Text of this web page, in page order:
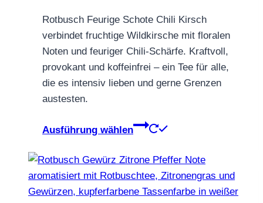
bis
€46,90
Rotbusch Feurige Schote Chili Kirsch
verbindet fruchtige Wildkirsche mit floralen
Noten und feuriger Chili-Schärfe. Kraftvoll,
provokant und koffeinfrei – ein Tee für alle,
die es intensiv lieben und gerne Grenzen
austesten.
Ausführung wählen
Dieses
weist
mehrere
Varianten